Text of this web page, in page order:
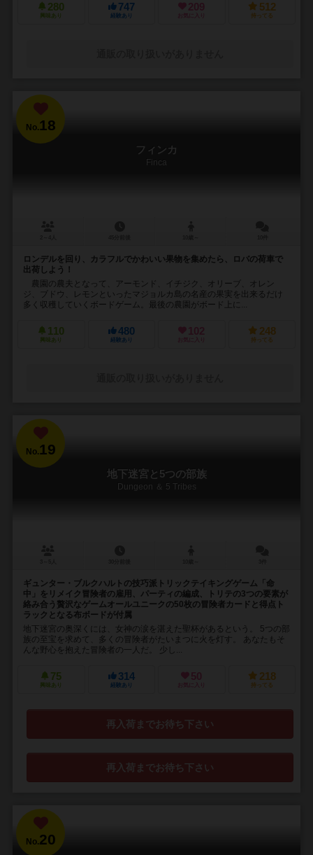
280
興味あり
747
経験あり
209
お気に入り
512
持ってる
No.18
フィンカ
Finca
ロンデルを回り、カラフルでかわいい果物を集めたら、ロバの荷車で
出荷しよう！
農園の農夫となって、アーモンド、イチジク、オリーブ、オレン
ジ、ブドウ、レモンといったマジョルカ島の名産の果実を出来るだけ
多く収穫していくボードゲーム。最後の農園がボード上に...
110
興味あり
480
経験あり
102
お気に入り
248
持ってる
No.19
地下迷宮と5つの部族
Dungeon ＆ 5 Tribes
ギュンター・ブルクハルトの技巧派トリックテイキングゲーム「命
中」をリメイク冒険者の雇用、パーティの編成、トリテの3つの要素が
絡み合う贅沢なゲームオールユニークの50枚の冒険者カードと得点ト
ラックとなる布ボードが付属
地下迷宮の奥深くには、女神の涙を湛えた聖杯があるという。 5つの部
族の至宝を求めて、多くの冒険者がたいまつに火を灯す。 あなたもそ
んな野心を抱えた冒険者の一人だ。 少し...
75
興味あり
314
経験あり
50
お気に入り
218
持ってる
再入荷までお待ち下さい
再入荷までお待ち下さい
No.20